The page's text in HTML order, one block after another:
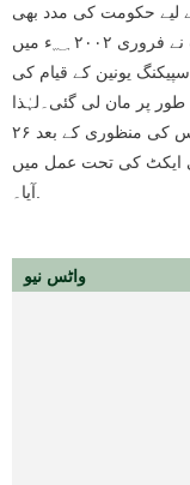
لیے حکومت کی مدد بھی
شامل رہے اراکینِ نیشنل اردو انسٹی ٹیوٹ نے فروری ۲۰۰۲ ؁ء میں
یونین کے قیام کی
پر مان لی گئی۔لہٰذا
۱۰ نومبر ۲۰۰۲ ؁ء کو صدرِ جمہوریۂ موریشس کی منظوری کے بعد ۲۶
ایکٹ کی تحت عمل میں
واٹس نیو